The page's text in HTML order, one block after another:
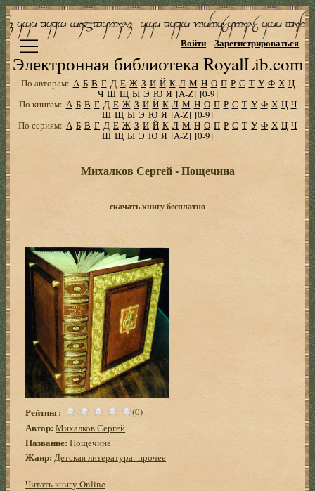
Электронная библиотека RoyalLib.com
Войти Зарегистрироваться
По авторам: А Б В Г Д Е Ж З И Й К Л М Н О П Р С Т У Ф Х Ц
Ч Ш Щ Ы Э Ю Я [A-Z] [0-9]
По книгам: А Б В Г Д Е Ж З И Й К Л М Н О П Р С Т У Ф Х Ц Ч
Ш Щ Ы Э Ю Я [A-Z] [0-9]
По сериям: А Б В Г Д Е Ж З И Й К Л М Н О П Р С Т У Ф Х Ц Ч
Ш Щ Ы Э Ю Я [A-Z] [0-9]
Михалков Сергей - Пощечина
скачать книгу бесплатно
Рейтинг: (0)
Автор: Михалков Сергей
Название: Пощечина
Жанр: Детская литература: прочее
Читать книгу Online